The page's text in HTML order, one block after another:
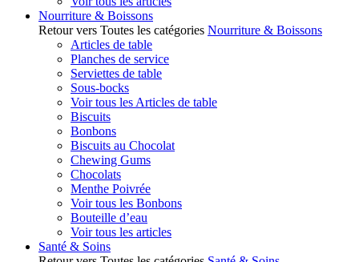
Nourriture & Boissons
Retour vers Toutes les catégories Nourriture & Boissons
Articles de table
Planches de service
Serviettes de table
Sous-bocks
Voir tous les Articles de table
Biscuits
Bonbons
Biscuits au Chocolat
Chewing Gums
Chocolats
Menthe Poivrée
Voir tous les Bonbons
Bouteille d’eau
Voir tous les articles
Santé & Soins